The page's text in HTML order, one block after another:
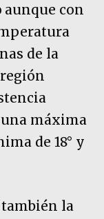
aunque con
de la
máxima
de 18° y
la